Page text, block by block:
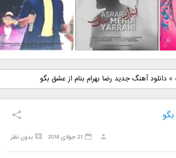
دانلود آهنگ جدید مهدی
یراحی بنام اسرار
دانلود آهنگ جدید فرزاد
فرزین بنام آتیش
»دانلود آهنگ جدید رضا بهرام بنام از عشق بگو
بدون نظر 21 جولای 2018